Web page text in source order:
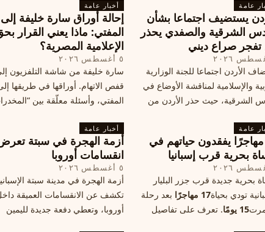
عامة
يستضيف اجتماعا بشأن
الشرقية والصفدي يحذر
صراع ديني
الأردن اجتماعا للجنة الوزارية
والإسلامية لمناقشة الأوضاع في
الشرقية، حيث حذر الأردن من
إلى الامتناع عن نقل سفاراتها إلى
ما يزيد التوتر في المنطقة
أخبار عامة
إحالة أوراق سارة خليفة إلى
المفتي: ماذا يعني القرار
الإعلامية المصرية؟
٥ أغسطس ٢٠٢٦
سارة خليفة من شاشة التلفزيون
قفص الاتهام. أوراقها في طريقها
المفتي، وأسئلة معلّقة بين
عامة
17 مهاجرًا يفقدون حياتهم في
بحرية قرب إسبانيا
بحرية جديدة قرب جزر البليار
تودي بحياة17 مهاجرًا
بعد رحلة
15 يومًا
. تعرف على تفاصيل
أخبار عامة
أزمة الهجرة في سبتة
انقسامات أوروبا
٥ أغسطس ٢٠٢٦
أزمة الهجرة في مدينة سبتة
تكشف عن الانقسامات العميقة
أوروبا، وتعطي دفعة جديدة لليمين